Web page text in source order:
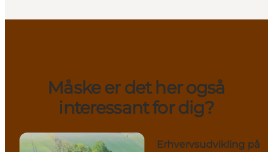
Måske er det her også
interessant for dig?
Erhvervsudvikling på